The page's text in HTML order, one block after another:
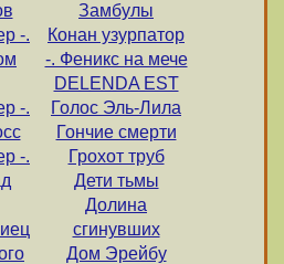
-.
-.
-.
Замбулы
Конан узурпатор
-. Феникс на мече
DELENDA EST
Голос Эль-Лила
Гончие смерти
Грохот труб
Дети тьмы
Долина
сгинувших
Дом Эрейбу